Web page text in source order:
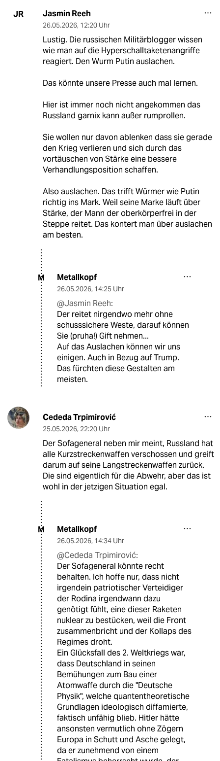
JR Jasmin Reeh
26.05.2026, 12:20 Uhr
Lustig. Die russischen Militärblogger wissen
wie man auf die Hyperschalltaketenangriffe
reagiert. Den Wurm Putin auslachen.
Das könnte unsere Presse auch mal lernen.
Hier ist immer noch nicht angekommen das
Russland garnix kann außer rumprollen.
Sie wollen nur davon ablenken dass sie gerade
den Krieg verlieren und sich durch das
vortäuschen von Stärke eine bessere
Verhandlungsposition schaffen.
Also auslachen. Das trifft Würmer wie Putin
richtig ins Mark. Weil seine Marke läuft über
Stärke, der Mann der oberkörperfrei in der
Steppe reitet. Das kontert man über auslachen
am besten.
M Metallkopf
26.05.2026, 14:25 Uhr
@Jasmin Reeh:
Der reitet nirgendwo mehr ohne
schusssichere Weste, darauf können
Sie (pruha!) Gift nehmen...
Auf das Auslachen können wir uns
einigen. Auch in Bezug auf Trump.
Das fürchten diese Gestalten am
meisten.
Cededa Trpimirović
25.05.2026, 22:20 Uhr
Der Sofageneral neben mir meint, Russland hat
alle Kurzstreckenwaffen verschossen und greift
darum auf seine Langstreckenwaffen zurück.
Die sind eigentlich für die Abwehr, aber das ist
wohl in der jetzigen Situation egal.
M Metallkopf
26.05.2026, 14:34 Uhr
@Cededa Trpimirović:
Der Sofageneral könnte recht
behalten. Ich hoffe nur, dass nicht
irgendein patriotischer Verteidiger
der Rodina irgendwann dazu
genötigt fühlt, eine dieser Raketen
nuklear zu bestücken, weil die Front
zusammenbricht und der Kollaps des
Regimes droht.
Ein Glücksfall des 2. Weltkriegs war,
dass Deutschland in seinen
Bemühungen zum Bau einer
Atomwaffe durch die "Deutsche
Physik", welche quantentheoretische
Grundlagen ideologisch diffamierte,
faktisch unfähig blieb. Hitler hätte
ansonsten vermutlich ohne Zögern
Europa in Schutt und Asche gelegt,
da er zunehmend von einem